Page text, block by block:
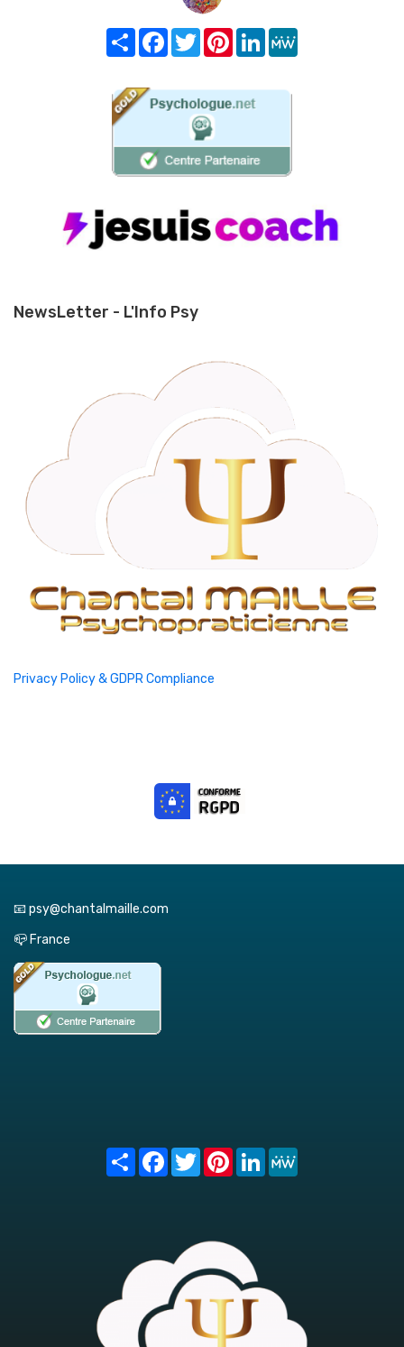
Share FacebookTwitterPinterest
LinkedIn
NewsLetter - L'Info Psy
Privacy Policy & GDPR Compliance
📧 psy@chantalmaille.com
📪 France
Share FacebookTwitterPinterest
LinkedIn